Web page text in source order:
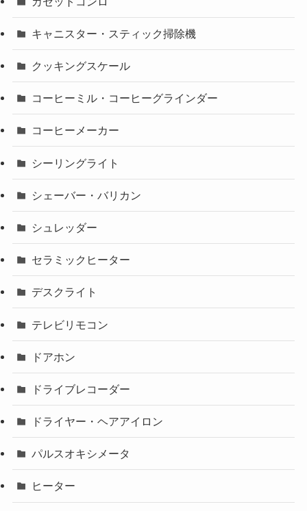
キャニスター・スティック掃除機
クッキングスケール
コーヒーミル・コーヒーグラインダー
コーヒーメーカー
シーリングライト
シェーバー・バリカン
シュレッダー
セラミックヒーター
デスクライト
テレビリモコン
ドアホン
ドライブレコーダー
ドライヤー・ヘアアイロン
パルスオキシメータ
ヒーター